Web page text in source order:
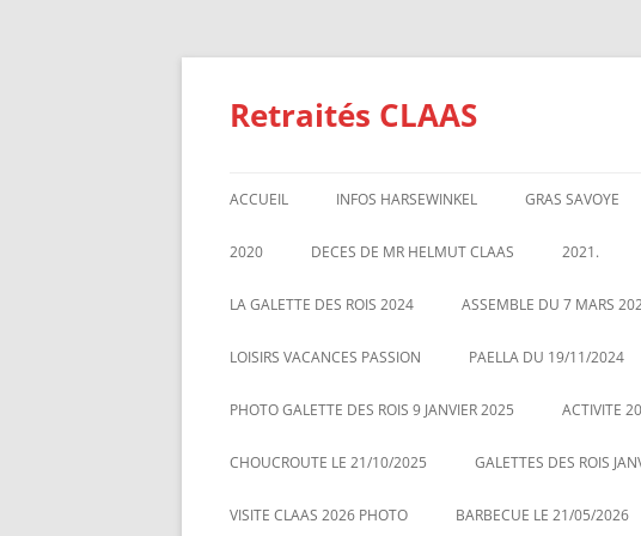
Aller
Retraités CLAAS
ACCUEIL INFOS HARSEWINKEL
ACTIVITE 2025
TARIFS BILLETTERIE AU 01/1/2025
GRAS SAVOYE
LES
2020
GALETTE DES ROIS 2020
ASSEMBLÉ DES RETRAITÉS
DECES DE MR HELMUT CLAAS 2021.
LA GALETTE DES ROIS 2024 ASSEMBLE DU 7 MARS
LOISIRS VACANCES PASSION PAELLA DU 19/11/2024
PHOTO GALETTE DES ROIS 9 JANVIER 2025 ACTIVITE
CHOUCROUTE LE 21/10/2025 GALETTES DES ROIS
VISITE CLAAS 2026 PHOTO BARBECUE LE 21/05/2026